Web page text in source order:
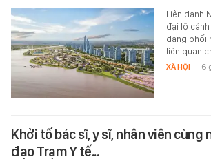
Liên danh
đại lộ
đang phối
liên quan
XÃ HỘI - 6
Khởi tố bác sĩ, y sĩ, nhân viên cùng
đạo Trạm Y tế...